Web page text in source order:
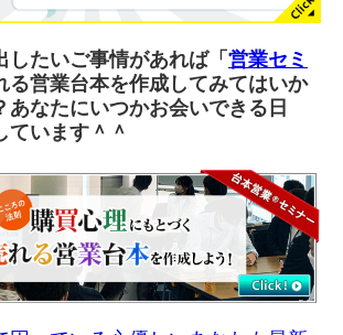
したいご事情があれば「 営業セミ
る営業台本を作成してみてはいか
あなたにいつかお会いできる日
ています＾＾